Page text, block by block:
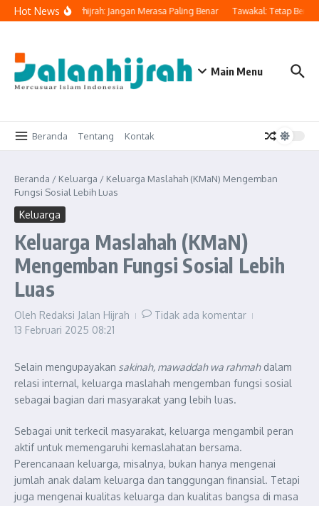
Lewati ke konten
Hot News
Orang Yang Berhijrah: Jangan Merasa Paling Benar Tawakal: Tetap
Main Menu
Beranda Tentang Kontak
Beranda / Keluarga / Keluarga Maslahah (KMaN) Mengemban
Fungsi Sosial Lebih Luas
Keluarga
Keluarga Maslahah (KMaN)
Mengemban Fungsi Sosial Lebih
Luas
Oleh Redaksi Jalan Hijrah
Tidak ada komentar
13 Februari 2025 08:21
Selain mengupayakan sakinah, mawaddah wa rahmahdalam
relasi internal, keluarga maslahah mengemban fungsi sosial
sebagai bagian dari masyarakat yang lebih luas.
Sebagai unit terkecil masyarakat, keluarga mengambil peran
aktif untuk memengaruhi kemaslahatan bersama.
Perencanaan keluarga, misalnya, bukan hanya mengenai
jumlah anak dalam keluarga dan tanggungan finansial. Tetapi
juga mengenai kualitas keluarga dan kualitas bangsa di masa